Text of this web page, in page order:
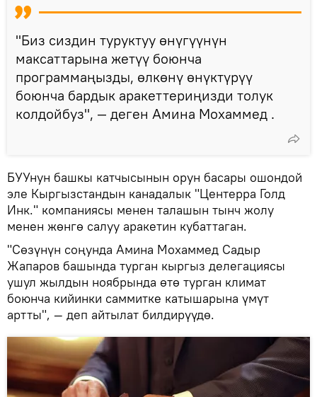
"Биз сиздин туруктуу өнүгүүнүн
максаттарына жетүү боюнча
программаңызды, өлкөнү өнүктүрүү
боюнча бардык аракеттериңизди толук
колдойбуз", — деген Амина Мохаммед .
БУУнун башкы катчысынын орун басары ошондой
эле Кыргызстандын канадалык "Центерра Голд
Инк." компаниясы менен талашын тынч жолу
менен жөнгө салуу аракетин кубаттаган.
"Сөзүнүн соңунда Амина Мохаммед Садыр
Жапаров башында турган кыргыз делегациясы
ушул жылдын ноябрында өтө турган климат
боюнча кийинки саммитке катышарына үмүт
артты", — деп айтылат билдирүүдө.